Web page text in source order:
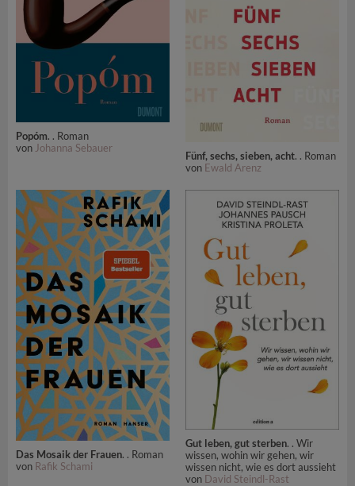
Popóm. . Roman
von Johanna Sebauer
Fünf, sechs, sieben, acht. . Roman
von Ewald Arenz
Das Mosaik der Frauen. . Roman
von Rafik Schami
Gut leben, gut sterben. . Wir
wissen, wohin wir gehen, wir
wissen nicht, wie es dort aussieht
von David Steindl-Rast